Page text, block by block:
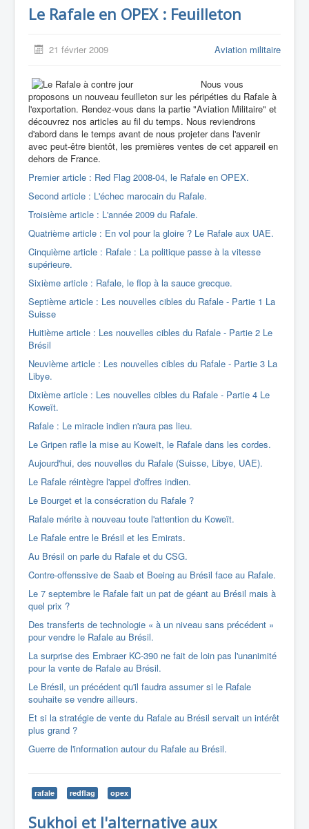
Le Rafale en OPEX : Feuilleton
21 février 2009 Aviation militaire
Nous vous
proposons un nouveau feuilleton sur les péripéties du Rafale à
l'exportation. Rendez-vous dans la partie "Aviation Militaire" et
découvrez nos articles au fil du temps. Nous reviendrons
d'abord dans le temps avant de nous projeter dans l'avenir
avec peut-être bientôt, les premières ventes de cet appareil en
dehors de France.
Premier article : Red Flag 2008-04, le Rafale en OPEX.
Second article : L'échec marocain du Rafale.
Troisième article : L'année 2009 du Rafale.
Quatrième article : En vol pour la gloire ? Le Rafale aux UAE.
Cinquième article : Rafale : La politique passe à la vitesse
supérieure.
Sixième article : Rafale, le flop à la sauce grecque.
Septième article : Les nouvelles cibles du Rafale - Partie 1 La
Suisse
Huitième article : Les nouvelles cibles du Rafale - Partie 2 Le
Brésil
Neuvième article : Les nouvelles cibles du Rafale - Partie 3 La
Libye.
Dixième article : Les nouvelles cibles du Rafale - Partie 4 Le
Koweït.
Rafale : Le miracle indien n'aura pas lieu.
Le Gripen rafle la mise au Koweït, le Rafale dans les cordes.
Aujourd'hui, des nouvelles du Rafale (Suisse, Libye, UAE).
Le Rafale réintègre l'appel d'offres indien.
Le Bourget et la consécration du Rafale ?
Rafale mérite à nouveau toute l'attention du Koweït.
Le Rafale entre le Brésil et les Emirats.
Au Brésil on parle du Rafale et du CSG.
Contre-offenssive de Saab et Boeing au Brésil face au Rafale.
Le 7 septembre le Rafale fait un pat de géant au Brésil mais à
quel prix ?
Des transferts de technologie « à un niveau sans précédent »
pour vendre le Rafale au Brésil.
La surprise des Embraer KC-390 ne fait de loin pas l'unanimité
pour la vente de Rafale au Brésil.
Le Brésil, un précédent qu'il faudra assumer si le Rafale
souhaite se vendre ailleurs.
Et si la stratégie de vente du Rafale au Brésil servait un intérêt
plus grand ?
Guerre de l'information autour du Rafale au Brésil.
rafale redflag opex
Sukhoi et l'alternative aux